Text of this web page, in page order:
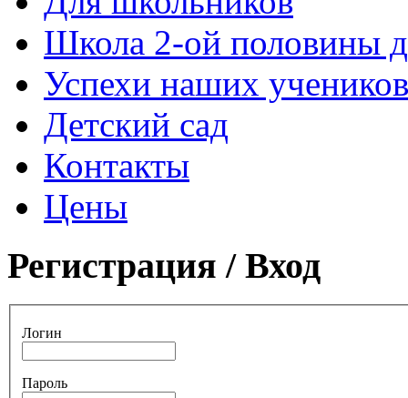
Школа 2-ой половины
Успехи наших учеников
Детский сад
Контакты
Цены
Регистрация / Вход
Логин
Пароль